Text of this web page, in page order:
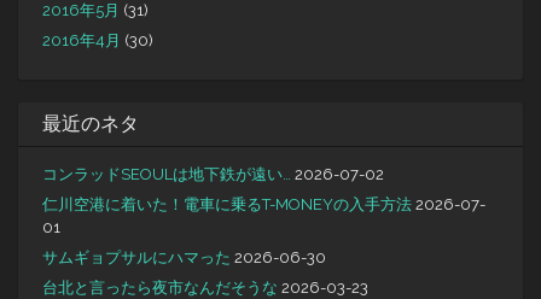
2016年5月 (31)
2016年4月 (30)
最近のネタ
コンラッドSEOULは地下鉄が遠い… 2026-07-02
仁川空港に着いた！電車に乗るT-MONEYの入手方法 2026-07-
01
サムギョプサルにハマった 2026-06-30
台北と言ったら夜市なんだそうな 2026-03-23